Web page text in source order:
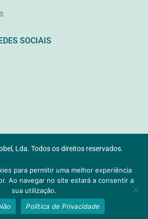
SOCIAIS
Lda. Todos os direitos reservados.
para permitir uma melhor experiência
Ao navegar no site estará a consentir a
sua utilização.
Política de Privacidade